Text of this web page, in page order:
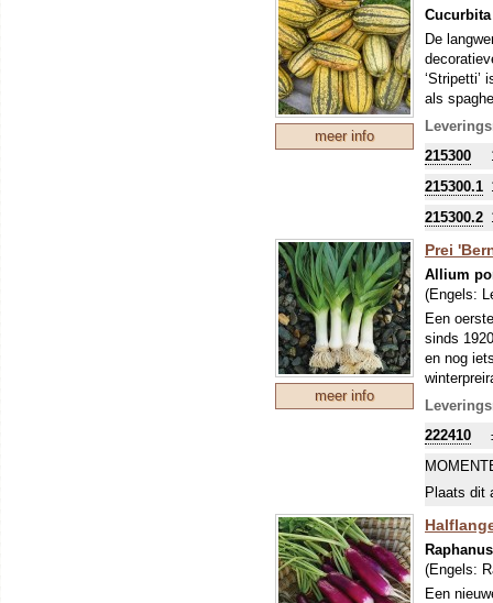
meer info
De
‘Stripetti’
als
Alle
namen
soorten,
duidelijk
215300
215300.1
215300.2
meer info
Prei
Allium
(Engels:
Een
sinds
en nog
plant
222410
Plaats dit
(Engels:
Een